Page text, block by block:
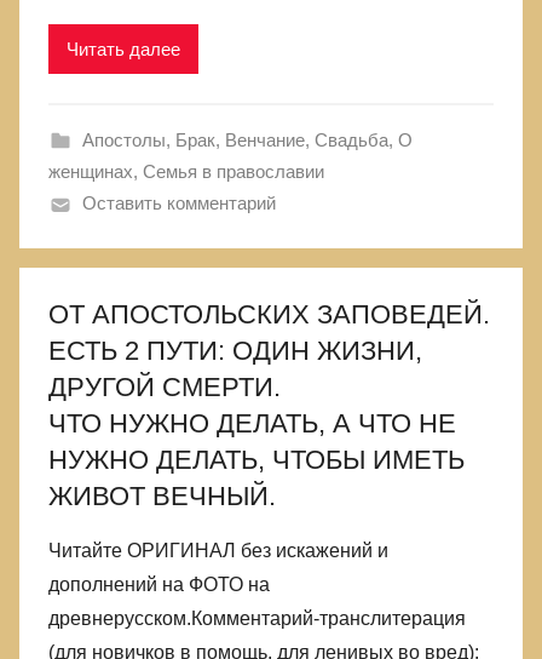
Читать далее
Апостолы, Брак, Венчание, Свадьба, О
женщинах, Семья в православии
Оставить комментарий
ОТ АПОСТОЛЬСКИХ ЗАПОВЕДЕЙ.
ЕСТЬ 2 ПУТИ: ОДИН ЖИЗНИ,
ДРУГОЙ СМЕРТИ.
ЧТО НУЖНО ДЕЛАТЬ, А ЧТО НЕ
НУЖНО ДЕЛАТЬ, ЧТОБЫ ИМЕТЬ
ЖИВОТ ВЕЧНЫЙ.
Читайте ОРИГИНАЛ без искажений и
дополнений на ФОТО на
древнерусском.Комментарий-транслитерация
(для новичков в помощь, для ленивых во вред):